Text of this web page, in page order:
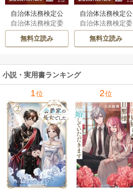
自治体法務検定公
式テキスト 政策
法務編 ２０２６
年度検定対応 1巻
自治体法務検定委
員会
無料立読み
自治体法務検定公
式テキスト 基本
法務編 ２０２６
年度検定対応 1巻
自治体法務検定委
員会
無料立読み
小説・実用書ランキング
1位 2位